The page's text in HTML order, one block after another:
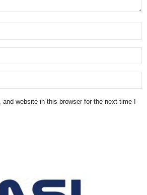
website in this browser for the next time I